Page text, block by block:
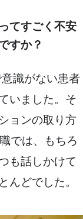
てすごく不安
すか？
識がない患者
いました。そ
ョンの取り方
では、もちろ
も話しかけて
んどでした。